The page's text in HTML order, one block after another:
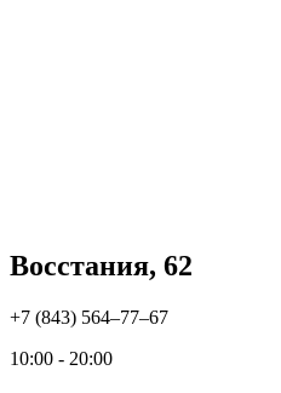
Восстания, 62
+7 (843) 564‒77‒67
10:00 - 20:00